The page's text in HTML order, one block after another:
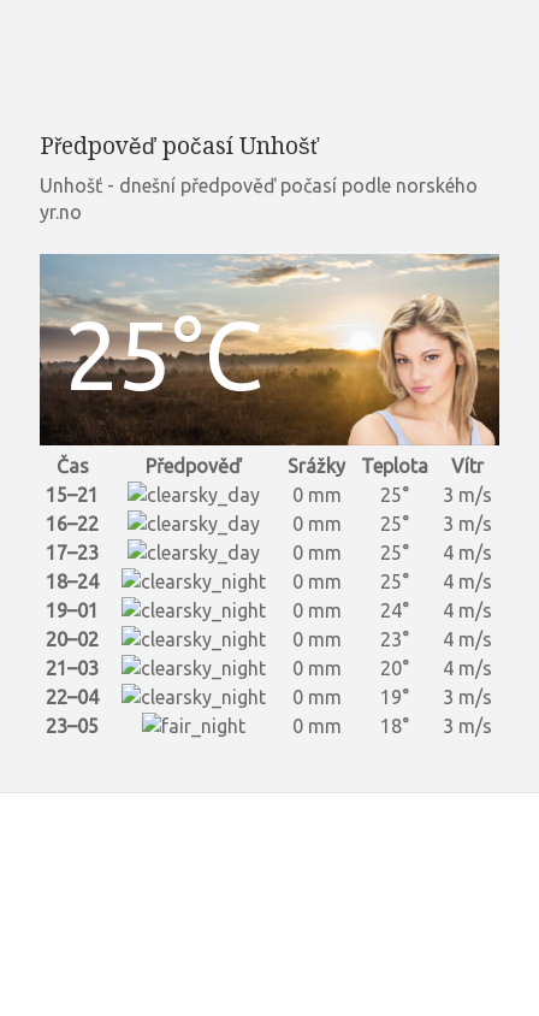
Předpověď počasí Unhošť
Unhošť - dnešní předpověď počasí podle norského
yr.no
25°C
Čas Předpověď Srážky Teplota
Vítr
15–21
0 mm 25°
3 m/s
16–22
0 mm 25°
3 m/s
17–23
0 mm 25°
4 m/s
18–24
0 mm 25°
4 m/s
19–01
0 mm 24°
4 m/s
20–02
0 mm 23°
4 m/s
21–03
0 mm 20°
4 m/s
22–04
0 mm 19°
3 m/s
23–05
0 mm 18° 3 m/s